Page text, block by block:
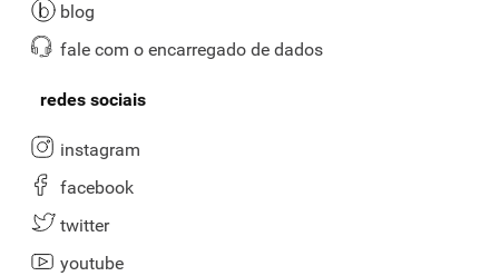
blog
fale com o encarregado de dados
redes sociais
instagram
facebook
twitter
youtube